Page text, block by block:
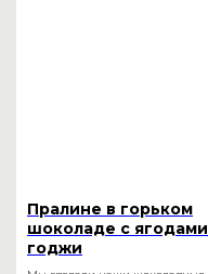
Пралине в горьком
шоколаде с ягодами
годжи